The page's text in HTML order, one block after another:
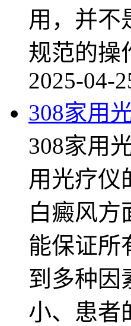
用，并不
规范的操
2025-04-
308家用
308家用
用光疗仪
白癜风方
能保证所
到多种因
小、患者